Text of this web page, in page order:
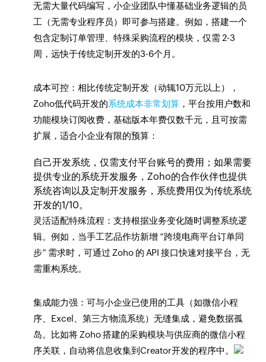
无需大量代码编写，小企业团队中懂基础业务逻辑的员
工（无需专业程序员）即可参与搭建。例如，搭建一个
包含定制订单管理、特殊采购流程的模块，仅需 2-3
周，远快于传统定制开发的3-6个月。
成本可控：相比传统定制开发（动辄10万元以上），
Zoho低代码开发的系统成本非常划算 ，平台按用户数和
功能模块订阅收费，基础版本年费仅数千元，且可按需
扩展，适合小企业有限的预算：
自己开发系统，仅需支付平台账号的费用；如果需要
提供专业的系统开发服务，Zoho的合作伙伴也提供
系统咨询以及定制开发服务，系统费用仅为传统系统
开发的1/10。
灵活适配特殊流程：支持根据业务变化随时调整系统逻
辑。例如，当手工艺品作坊新增 “跨境电商平台订单同
步” 需求时，可通过 Zoho 的 API 接口快速对接平台，无
需重构系统。
集成能力强：可与小企业已使用的工具（如微信小程
序、Excel、第三方物流系统）无缝集成，避免数据孤
岛。比如将 Zoho 搭建的采购模块与供应商的微信小程
序关联，自动将信息收集到Creator开发的程序中。